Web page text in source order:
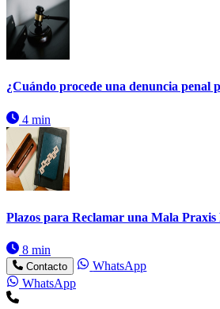
¿Cuándo procede una denuncia penal
4 min
Plazos para Reclamar una Mala Praxis
8 min
Contacto
WhatsApp
WhatsApp